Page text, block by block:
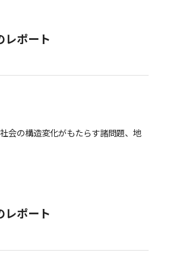
レポート
会の構造変化がもたらす諸問題、地
レポート